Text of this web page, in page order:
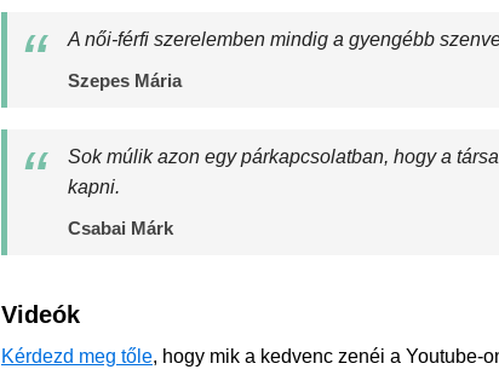
A női-férfi szerelemben mindig a gyengébb
Szepes Mária
Sok múlik azon egy párkapcsolatban, hogy a
kapni.
Csabai Márk
Videók
Kérdezd meg tőle, hogy mik a kedvenc zenéi a Youtube-